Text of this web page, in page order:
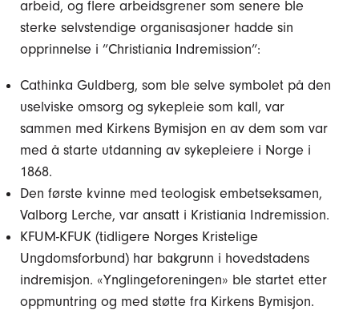
arbeid, og flere arbeidsgrener som senere ble
sterke selvstendige organisasjoner hadde sin
opprinnelse i ”Christiania Indremission”:
Cathinka Guldberg, som ble selve symbolet på den
uselviske omsorg og sykepleie som kall, var
sammen med Kirkens Bymisjon en av dem som var
med å starte utdanning av sykepleiere i Norge i
1868.
Den første kvinne med teologisk embetseksamen,
Valborg Lerche, var ansatt i Kristiania Indremission.
KFUM-KFUK (tidligere Norges Kristelige
Ungdomsforbund) har bakgrunn i hovedstadens
indremisjon. «Ynglingeforeningen» ble startet etter
oppmuntring og med støtte fra Kirkens Bymisjon.